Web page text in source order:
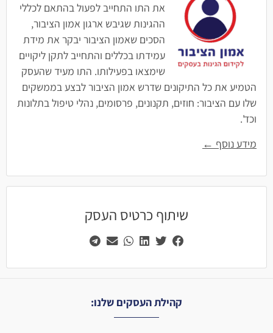
את התו התחייב לפעול בהתאם לכללי
ההגינות שגיבש ארגון אמון הציבור,
הסכים שאמון הציבור יבקר את מידת
עמידתו בכללים והתחייב לתקן ליקויים
שימצאו בפעילותו. התו מעיד שהעסק
הטמיע את כל התיקונים שדרש אמון הציבור לבצע בממשקים
שלו עם הציבור: חוזים, תקנונים, פרסומים, נהלי טיפול בתלונות
וכד'.
מידע נוסף ←
שיתוף כרטיס העסק
קהילת העסקים שלנו: